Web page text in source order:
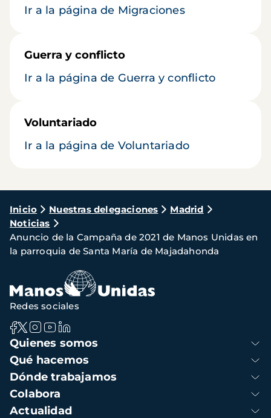
Ir a la página de Migraciones
Guerra y conflicto
Ir a la página de Guerra y conflicto
Voluntariado
Ir a la página de Voluntariado
Ruta
de
navegación
Inicio Nuestras delegaciones
Madrid
Noticias
Anuncio de la Campaña de 2021 de Manos Unidas en
la parroquia de Santa María de Majadahonda
Navegación
principal
Quienes somos
Qué hacemos
Dónde trabajamos
Colabora
Actualidad
Redes sociales